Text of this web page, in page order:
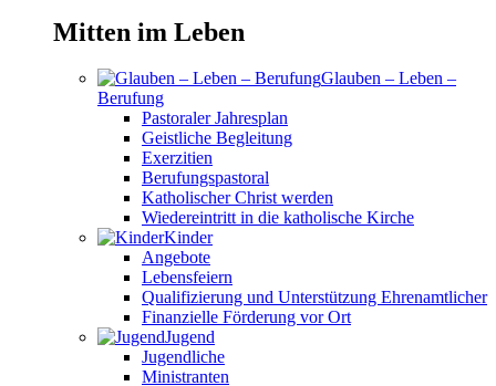
Mitten im Leben
Glauben – Leben –
Berufung
Pastoraler Jahresplan
Geistliche Begleitung
Exerzitien
Berufungspastoral
Katholischer Christ werden
Wiedereintritt in die katholische Kirche
Kinder
Angebote
Lebensfeiern
Qualifizierung und Unterstützung Ehrenamtlicher
Finanzielle Förderung vor Ort
Jugend
Jugendliche
Ministranten